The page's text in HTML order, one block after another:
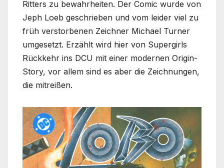
Ritters zu bewahrheiten. Der Comic wurde von
Jeph Loeb geschrieben und vom leider viel zu
früh verstorbenen Zeichner Michael Turner
umgesetzt. Erzählt wird hier von Supergirls
Rückkehr ins DCU mit einer modernen Origin-
Story, vor allem sind es aber die Zeichnungen,
die mitreißen.